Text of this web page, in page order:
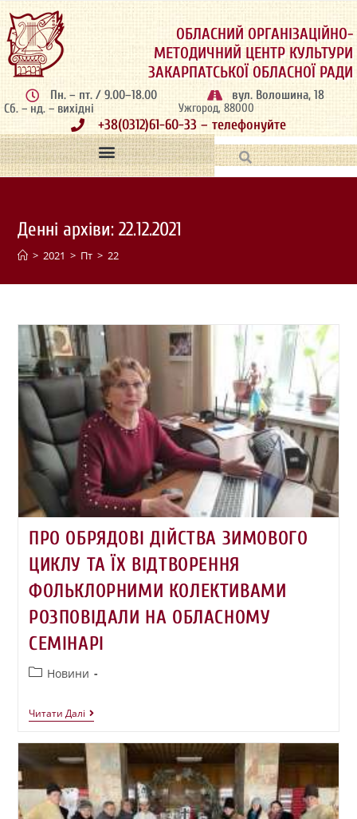
ОБЛАСНИЙ ОРГАНІЗАЦІЙНО-
МЕТОДИЧНИЙ ЦЕНТР КУЛЬТУРИ
ЗАКАРПАТСЬКОЇ ОБЛАСНОЇ РАДИ
Пн. – пт. / 9.00–18.00
Сб. – нд. – вихідні
вул. Волошина, 18
Ужгород, 88000
+38(0312)61-60-33 – телефонуйте
Денні архіви: 22.12.2021
> 2021 > Пт > 22
ПРО ОБРЯДОВІ ДІЙСТВА ЗИМОВОГО
ЦИКЛУ ТА ЇХ ВІДТВОРЕННЯ
ФОЛЬКЛОРНИМИ КОЛЕКТИВАМИ
РОЗПОВІДАЛИ НА ОБЛАСНОМУ
СЕМІНАРІ
Новини
Читати Далі